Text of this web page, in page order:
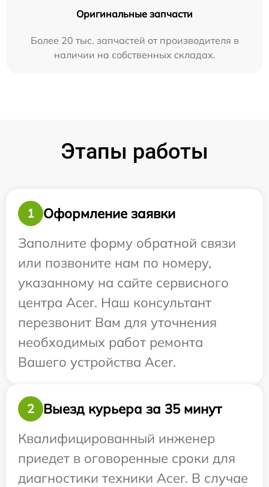
Оригинальные запчасти
Более 20 тыс. запчастей от производителя в
наличии на собственных складах.
Этапы работы
1
Оформление заявки
Заполните форму обратной связи
или позвоните нам по номеру,
указанному на сайте сервисного
центра Acer. Наш консультант
перезвонит Вам для уточнения
необходимых работ ремонта
Вашего устройства Acer.
2
Выезд курьера за 35 минут
Квалифицированный инженер
приедет в оговоренные сроки для
диагностики техники Acer. В случае